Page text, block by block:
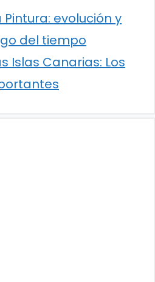
evolución y
del tiempo
Islas Canarias: Los